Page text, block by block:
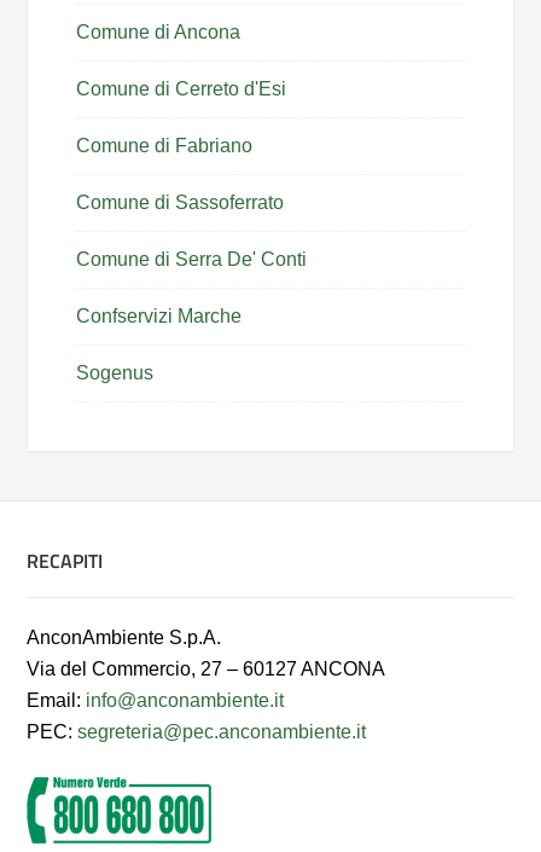
Comune di Ancona
Comune di Cerreto d'Esi
Comune di Fabriano
Comune di Sassoferrato
Comune di Serra De' Conti
Confservizi Marche
Sogenus
RECAPITI
AnconAmbiente S.p.A.
Via del Commercio, 27 – 60127 ANCONA
Email: info@anconambiente.it
PEC:segreteria@pec.anconambiente.it